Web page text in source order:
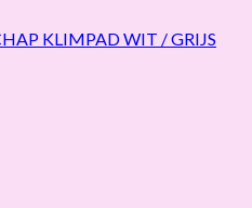
KLIMPAD WIT / GRIJS